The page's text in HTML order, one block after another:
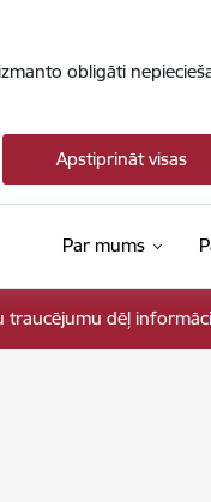
obligāti
Apstiprināt visas
Par mums
traucējumu dēļ